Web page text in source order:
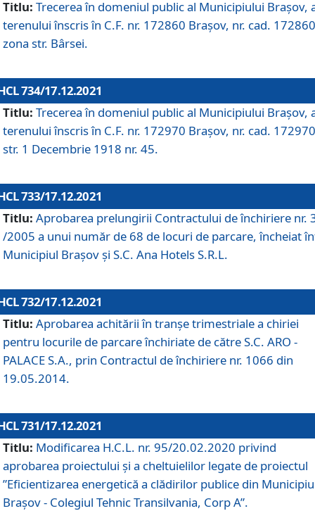
Titlu: Trecerea în domeniul public al Municipiului Braşov,
terenului înscris în C.F. nr. 172860 Brașov, nr. cad.
zona str. Bârsei.
734/17.12.2021
Titlu: Trecerea în domeniul public al Municipiului Braşov,
terenului înscris în C.F. nr. 172970 Brașov, nr. cad.
str. 1 Decembrie 1918 nr. 45.
733/17.12.2021
Titlu: Aprobarea prelungirii Contractului de închiriere nr.
/2005 a unui număr de 68 de locuri de parcare, încheiat
Municipiul Braşov şi S.C. Ana Hotels S.R.L.
732/17.12.2021
Titlu: Aprobarea achitării în tranșe trimestriale a chiriei
pentru locurile de parcare închiriate de către S.C. ARO -
PALACE S.A., prin Contractul de închiriere nr. 1066 din
19.05.2014.
731/17.12.2021
Titlu: Modificarea H.C.L. nr. 95/20.02.2020 privind
aprobarea proiectului și a cheltuielilor legate de proiectul
”Eficientizarea energetică a clădirilor publice din
Brașov - Colegiul Tehnic Transilvania, Corp A”.